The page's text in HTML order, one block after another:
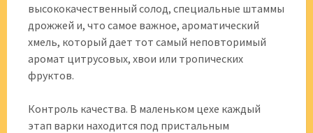
высококачественный солод, специальные штаммы
дрожжей и, что самое важное, ароматический
хмель, который дает тот самый неповторимый
аромат цитрусовых, хвои или тропических
фруктов.
Контроль качества. В маленьком цехе каждый
этап варки находится под пристальным